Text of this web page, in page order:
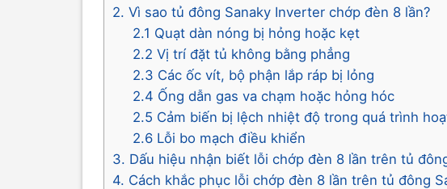
2. Vì sao tủ đông Sanaky Inverter chớp đèn 8 lần?
2.1 Quạt dàn nóng bị hỏng hoặc kẹt
2.2 Vị trí đặt tủ không bằng phẳng
2.3 Các ốc vít, bộ phận lắp ráp bị lỏng
2.4 Ống dẫn gas va chạm hoặc hỏng hóc
2.5 Cảm biến bị lệch nhiệt độ trong quá trình
2.6 Lỗi bo mạch điều khiển
3. Dấu hiệu nhận biết lỗi chớp đèn 8 lần trên tủ
4. Cách khắc phục lỗi chớp đèn 8 lần trên tủ đông